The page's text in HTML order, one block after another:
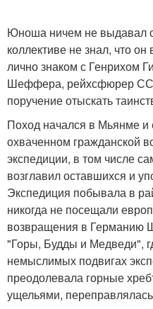
Юноша ничем не выдавал
коллективе не знал, что
лично знаком с Генрихом
Шеффера, рейхсфюрер СС,
поручение отыскать
Поход начался в Мьянме и
охваченном гражданской
экспедиции, в том числе
возглавил оставшихся и
Экспедиция побывала в
никогда не посещали
возвращения в Германию
"Горы, Будды и Медведи",
немыслимых подвигах
преодолевала горные
ущельями,